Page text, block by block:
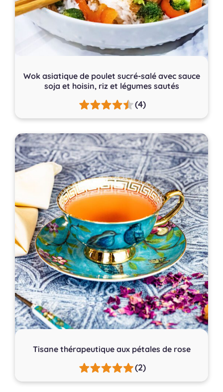
Wok asiatique de poulet sucré-salé avec sauce
soja et hoisin, riz et légumes sautés
(4)
Tisane thérapeutique aux pétales de rose
(2)